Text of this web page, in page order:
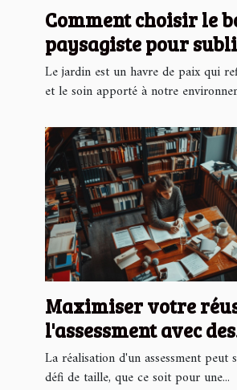
Comment choisir le
paysagiste pour
votre jardin
Le jardin est un havre de paix qui
et le soin apporté à notre
Maximiser votre
l'assessment avec des
stratégies éprouvées
La réalisation d'un assessment peut
défi de taille, que ce soit pour une...